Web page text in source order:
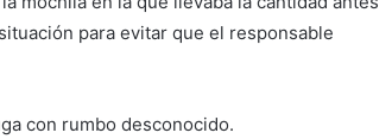
para evitar que el responsable
con rumbo desconocido.